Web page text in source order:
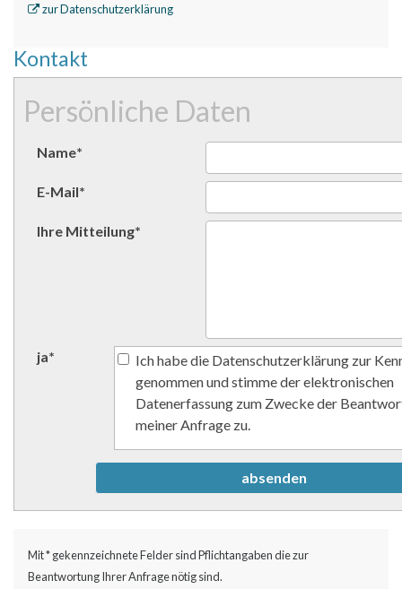
zur Datenschutzerklärung
Kontakt
Persönliche Daten
Name*
E-Mail*
Ihre Mitteilung*
ja*
Ich habe die Datenschutzerklärung zur
genommen und stimme der elektronischen
Datenerfassung zum Zwecke der
meiner Anfrage zu.
Mit * gekennzeichnete Felder sind Pflichtangaben die zur
Beantwortung Ihrer Anfrage nötig sind.